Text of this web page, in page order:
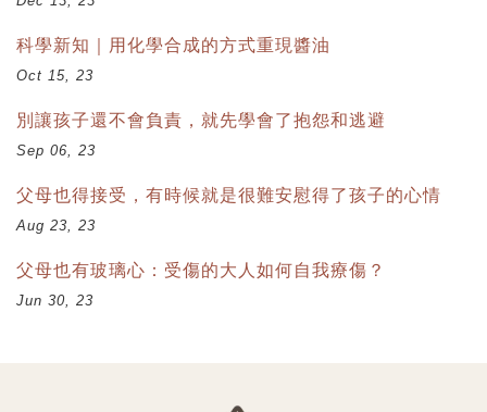
科學新知｜用化學合成的方式重現醬油
Oct 15, 23
別讓孩子還不會負責，就先學會了抱怨和逃避
Sep 06, 23
父母也得接受，有時候就是很難安慰得了孩子的心情
Aug 23, 23
父母也有玻璃心：受傷的大人如何自我療傷？
Jun 30, 23